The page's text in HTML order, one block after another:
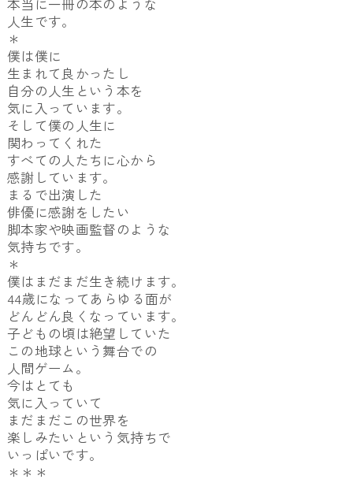
本当に一冊の本のような
人生です。
＊
僕は僕に
生まれて良かったし
自分の人生という本を
気に入っています。
そして僕の人生に
関わってくれた
すべての人たちに心から
感謝しています。
まるで出演した
俳優に感謝をしたい
脚本家や映画監督のような
気持ちです。
＊
僕はまだまだ生き続けます。
44歳になってあらゆる面が
どんどん良くなっています。
子どもの頃は絶望していた
この地球という舞台での
人間ゲーム。
今はとても
気に入っていて
まだまだこの世界を
楽しみたいという気持ちで
いっぱいです。
＊＊＊